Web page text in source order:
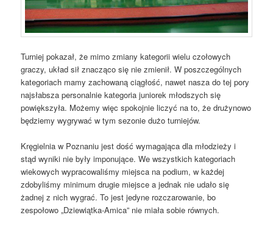
Turniej pokazał, że mimo zmiany kategorii wielu czołowych
graczy, układ sił znacząco się nie zmienił. W poszczególnych
kategoriach mamy zachowaną ciągłość, nawet nasza do tej pory
najsłabsza personalnie kategoria juniorek młodszych się
powiększyła. Możemy więc spokojnie liczyć na to, że drużynowo
będziemy wygrywać w tym sezonie dużo turniejów.
Kręgielnia w Poznaniu jest dość wymagająca dla młodzieży i
stąd wyniki nie były imponujące. We wszystkich kategoriach
wiekowych wypracowaliśmy miejsca na podium, w każdej
zdobyliśmy minimum drugie miejsce a jednak nie udało się
żadnej z nich wygrać. To jest jedyne rozczarowanie, bo
zespołowo „Dziewiątka-Amica” nie miała sobie równych.